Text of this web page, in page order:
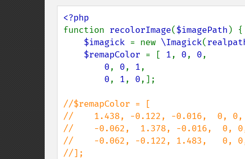
function recolorImage($imagePath ) {
$imagick = new \Imagick(
$remapColor = [ 1, 0, 0,
0, 0, 1,
0, 1, 0,];
//$remapColor = [
//    1.438, -0.122, -0.016,  0, 0,
//    -0.062,  1.378, -0.016,  0,
//    -0.062, -0.122, 1.483,   0,
//];